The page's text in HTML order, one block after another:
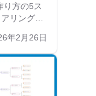
り方の5ス
リング方
介します。
年2月26日